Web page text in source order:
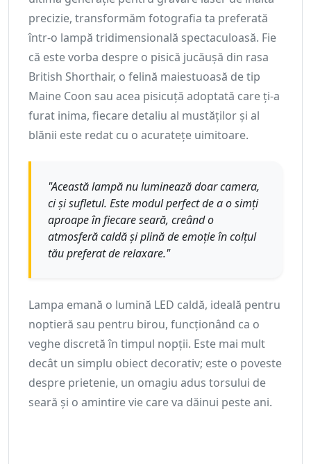
precizie, transformăm fotografia ta preferată
într-o lampă tridimensională spectaculoasă. Fie
că este vorba despre o pisică jucăușă din rasa
British Shorthair, o felină maiestuoasă de tip
Maine Coon sau acea pisicuță adoptată care ți-a
furat inima, fiecare detaliu al mustăților și al
blănii este redat cu o acuratețe uimitoare.
"Această lampă nu luminează doar camera,
ci și sufletul. Este modul perfect de a o simți
aproape în fiecare seară, creând o
atmosferă caldă și plină de emoție în colțul
tău preferat de relaxare."
Lampa emană o lumină LED caldă, ideală pentru
noptieră sau pentru birou, funcționând ca o
veghe discretă în timpul nopții. Este mai mult
decât un simplu obiect decorativ; este o poveste
despre prietenie, un omagiu adus torsului de
seară și o amintire vie care va dăinui peste ani.